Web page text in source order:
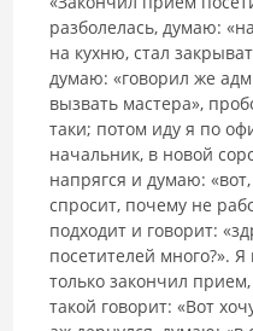
разболелась, думаю:
на кухню, стал
думаю: «говорил же
вызвать мастера»,
таки; потом иду я по
начальник, в новой
напрягся и думаю:
спросит, почему не
подходит и говорит:
посетителей много?».
только закончил
такой говорит: «Вот